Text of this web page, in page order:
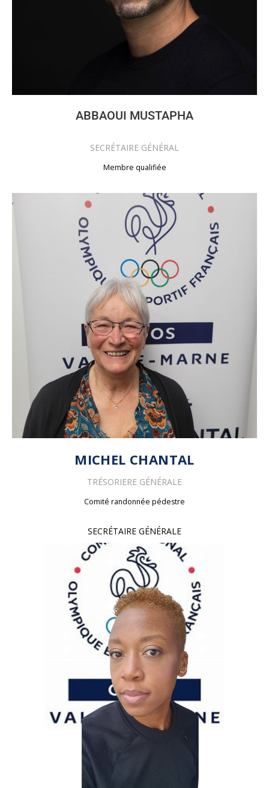
ABBAOUI MUSTAPHA
SECRÉTAIRE GÉNÉRAL
Membre qualifiée
MICHEL CHANTAL
TRÉSORIERE GÉNÉRALE
Comité randonnée pédestre
SECRÉTAIRE GÉNÉRALE